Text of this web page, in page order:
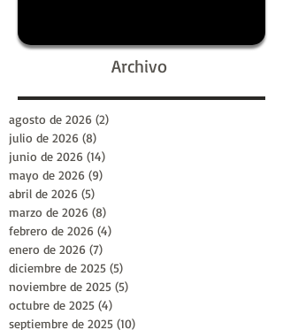
Archivo
agosto de 2026 (2)
julio de 2026 (8)
junio de 2026 (14)
mayo de 2026 (9)
abril de 2026 (5)
marzo de 2026 (8)
febrero de 2026 (4)
enero de 2026 (7)
diciembre de 2025 (5)
noviembre de 2025 (5)
octubre de 2025 (4)
septiembre de 2025 (10)